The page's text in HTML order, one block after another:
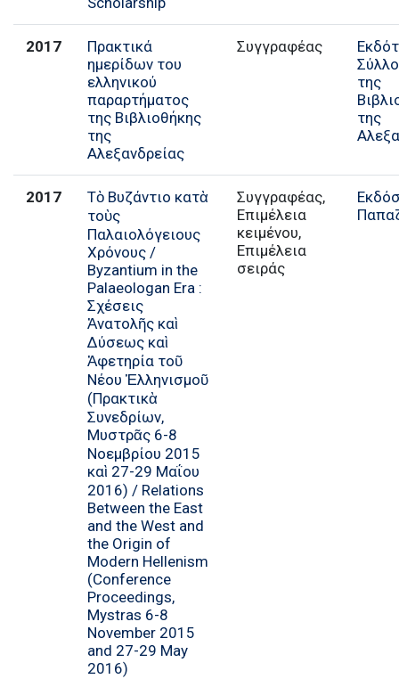
2017
Πρακτικά
ημερίδων του
ελληνικού
παραρτήματος
της Βιβλιοθήκης
της
Αλεξανδρείας
Συγγραφέας
της
της
2017
Τὸ Βυζάντιο κατὰ
τοὺς
Παλαιολόγειους
Χρόνους /
Byzantium in the
Palaeologan Era :
Σχέσεις
Ἀνατολῆς καὶ
Δύσεως καὶ
Ἀφετηρία τοῦ
Νέου Ἑλληνισμοῦ
(Πρακτικὰ
Συνεδρίων,
Μυστρᾶς 6-8
Νοεμβρίου 2015
καὶ 27-29 Μαΐου
2016) / Relations
Between the East
and the West and
the Origin of
Modern Hellenism
(Conference
Proceedings,
Mystras 6-8
November 2015
and 27-29 May
2016)
Συγγραφέας,
Επιμέλεια
κειμένου,
Επιμέλεια
σειράς